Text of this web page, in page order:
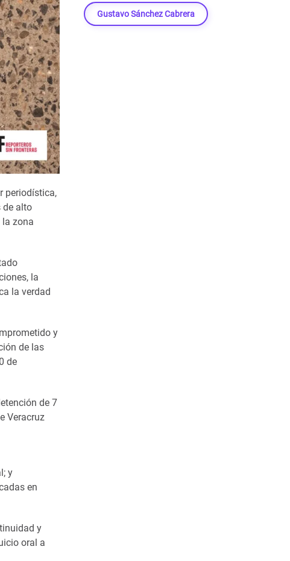
periodística,
de alto
zona
la
la verdad
y
de las
de
de 7
Veracruz
y
en
y
oral a
Gustavo Sánchez Cabrera